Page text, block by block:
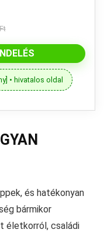
• hivatalos oldal
és hatékonyan
bármikor
életkorról, családi